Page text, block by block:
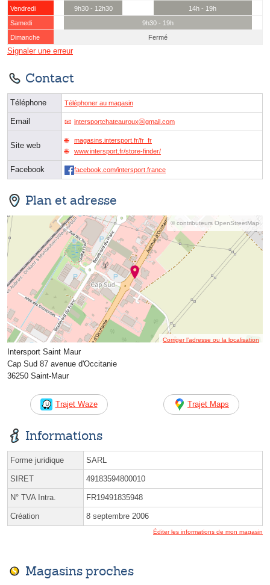
Vendredi
9h30 - 12h30
14h - 19h
Samedi
9h30 - 19h
Dimanche
Fermé
Signaler une erreur
Contact
Téléphone Téléphoner au magasin
Email intersportchateaurouxⓐgmail.com
Site web
magasins.intersport.fr/fr_fr
www.intersport.fr/store-finder/
Facebook facebook.com/intersport.france
Plan et adresse
© contributeurs OpenStreetMap
Corriger l’adresse ou la localisation
Intersport Saint Maur
Cap Sud 87 avenue d'Occitanie
36250 Saint-Maur
Trajet Waze Trajet Maps
Informations
Forme juridique SARL
SIRET 49183594800010
N° TVA Intra. FR19491835948
Création 8 septembre 2006
Éditer les informations de mon magasin
Magasins proches